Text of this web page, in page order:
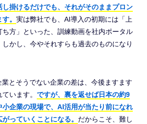
し掛けるだけでも、それがそのままプロン
。 実は弊社でも、AI導入の初期には「上
方」といった、訓練動画を社内ポータル
かし、今やそれすらも過去のものになり
とそうでない企業の差は、今後ますます
います。 ですが、裏を返せば日本の約9
企業の現場で、AI活用が当たり前になれ
っていくことになる。 だからこそ、難し